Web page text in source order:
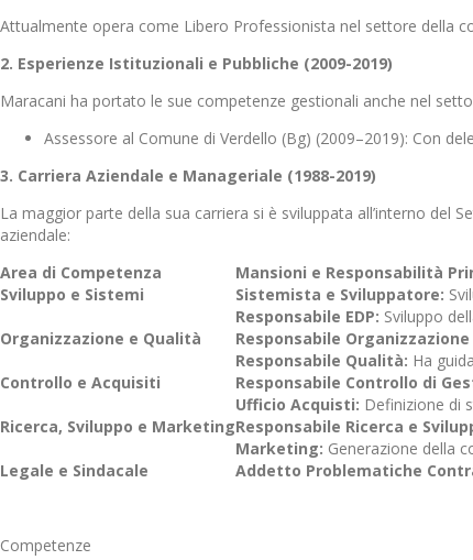
Attualmente opera come Libero Professionista nel settore della
2. Esperienze Istituzionali e Pubbliche (2009-2019)
Maracani ha portato le sue competenze gestionali anche nel
Assessore al Comune di Verdello (Bg) (2009–2019): Con
3. Carriera Aziendale e Manageriale (1988-2019)
La maggior parte della sua carriera si è sviluppata all’interno del
aziendale:
Area di Competenza
Mansioni e Responsabilità
Sviluppo e Sistemi
Sistemista e Sviluppatore:
Responsabile EDP: Sviluppo
Organizzazione e Qualità
Responsabile
Responsabile Qualità: Ha
Controllo e Acquisiti
Responsabile Controllo di
Ufficio Acquisti: Definizione di
Ricerca, Sviluppo e MarketingResponsabile Ricerca e
Marketing: Generazione della
Legale e Sindacale
Addetto Problematiche
Competenze